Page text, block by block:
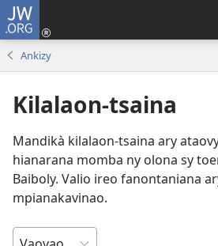
JW.ORG
Ankizy
Kilalaon-tsaina
Mandikà kilalaon-tsaina ary
hianarana momba ny olona sy
Baiboly. Valio ireo fanontaniana
mpianakavinao.